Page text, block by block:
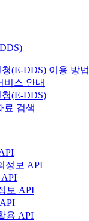
(E-DDS) 이용 방법
비스 안내
(E-DDS)
료 검색
정보 API
보 API
용 API